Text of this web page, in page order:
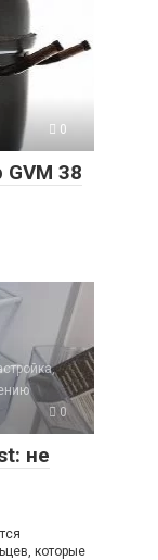
0
38
0
не
которые